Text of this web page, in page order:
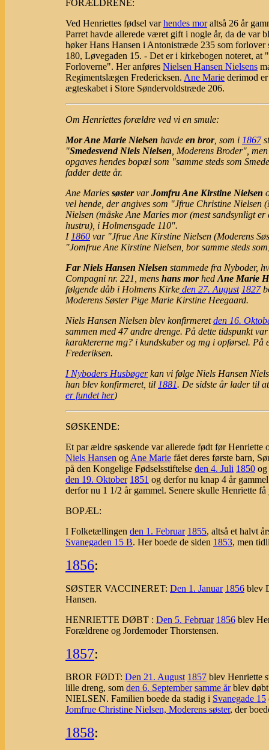
FORÆLDRENE:
Ved Henriettes fødsel varhendes moraltså 26 år
Parret havde allerede været gift i nogle år, da de var
høker Hans Hansen i Antonistræde 235 som
180, Løvegaden 15. - Det er i kirkebogen noteret, at "
Forloverne". Her anføres Nielsen Hansen Nielsens
Regimentslægen Fredericksen. Ane Marie derimod
ægteskabet i Store Søndervoldstræde 206.
Om Henriettes forældre ved vi en smule:
Mor Ane Marie Nielsen havde en bror, som i 1867
"Smedesvend Niels Nielsen , Moderens Broder",
opgaves hendes bopæl som "samme steds som
fadder dette år.
Ane Maries søstervarJomfru Ane Kirstine Nielsen
vel hende, der angives som "Jfrue Christine Nielsen
Nielsen (måske Ane Maries mor (mest sandsynligt
hustru), i Holmensgade 110".
I 1860 var "Jfrue Ane Kirstine Nielsen (Moderens
"Jomfrue Ane Kirstine Nielsen, bor samme steds
Far Niels Hansen Nielsen stammede fra Nyboder,
Compagni nr. 221, mens hans morhed Ane Marie
følgende dåb i Holmens Kirke den 27. August 1827
Moderens Søster Pige Marie Kirstine Heegaard.
Niels Hansen Nielsen blev konfirmeretden 16.
sammen med 47 andre drenge. På dette tidspunkt
karaktererne mg? i kundskaber og mg i opførsel.
Frederiksen.
I Nyboders Husbøgerkan vi følge Niels Hansen
han blev konfirmeret, til 1881. De sidste år lader til
er fundet her)
SØSKENDE:
Et par ældre søskende var allerede født før
Niels Hansen og Ane Marie fået deres første barn,
på den Kongelige Fødselsstiftelse den 4. Juli 1850
den 19. Oktober 1851 og derfor nu knap 4 år
derfor nu 1 1/2 år gammel. Senere skulle Henriette
BOPÆL:
I Folketællingen den 1. Februar 1855, altså et halvt
Svanegaden 15 B. Her boede de siden 1853, men
1856:
SØSTER VACCINERET: Den 1. Januar 1856 blev
Hansen.
HENRIETTE DØBT : Den 5. Februar 1856 blev
Forældrene og Jordemoder Thorstensen.
1857:
BROR FØDT: Den 21. August 1857 blev Henriette
lille dreng, som den 6. September samme årblev
NIELSEN. Familien boede da stadig i Svanegade 15
Jomfrue Christine Nielsen, Moderens søster, der
1858: